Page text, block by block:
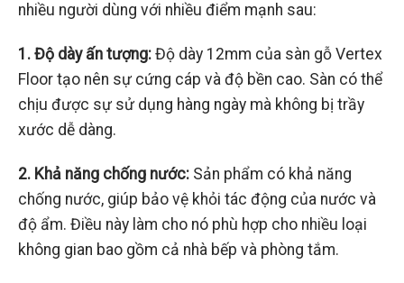
nhiều người dùng với nhiều điểm mạnh sau:
1. Độ dày ấn tượng: Độ dày 12mm của sàn gỗ Vertex
Floor tạo nên sự cứng cáp và độ bền cao. Sàn có thể
chịu được sự sử dụng hàng ngày mà không bị trầy
xước dễ dàng.
2. Khả năng chống nước: Sản phẩm có khả năng
chống nước, giúp bảo vệ khỏi tác động của nước và
độ ẩm. Điều này làm cho nó phù hợp cho nhiều loại
không gian bao gồm cả nhà bếp và phòng tắm.